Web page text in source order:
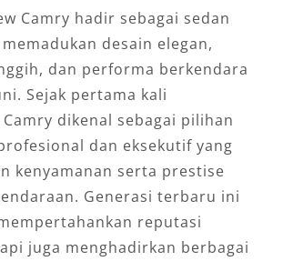
Camry hadir sebagai sedan
desain elegan,
dan performa berkendara
Sejak pertama kali
dikenal sebagai pilihan
dan eksekutif yang
kenyamanan serta prestise
Generasi terbaru ini
reputasi
juga menghadirkan berbagai